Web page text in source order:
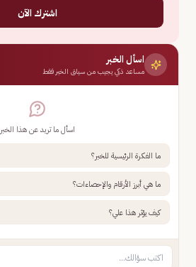
اشترك الآن
اسأل الخبر
مساعد ذكي يجيب من سياق الخبر فقط
اسأل ما تريد عن هذا الخبر
ما الفكرة الرئيسية للخبر؟
ما هي أبرز الأرقام والإحصاءات؟
كيف يؤثر هذا علي؟